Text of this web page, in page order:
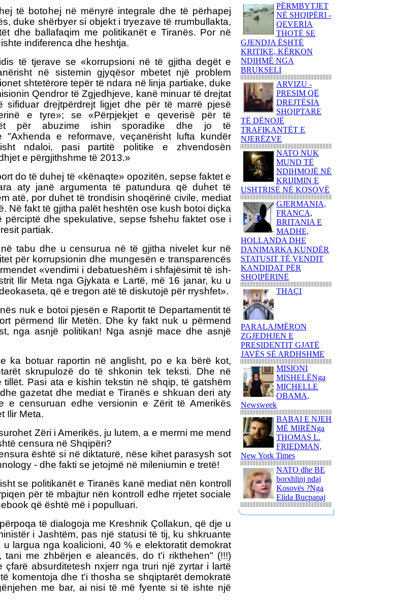
të botohej në mënyrë integrale dhe të përhapej
duke shërbyer si objekt i tryezave të rrumbullakta,
dhe ballafaqim me politikanët e Tiranës. Por në
indiferenca dhe heshtja.
të tjerave se «korrupsioni në të gjitha degët e
në sistemin gjyqësor mbetet një problem
shtetërore tepër të ndara në linja partiake, duke
Qendror të Zgjedhjeve, kanë minuar të drejtat
sifiduar drejtpërdrejt ligjet dhe për të marrë pjesë
e tyre»; se «Përpjekjet e qeverisë për të
për abuzime ishin sporadike dhe jo të
"Axhenda e reformave, veçanërisht lufta kundër
ndaloi, pasi partitë politike e zhvendosën
e përgjithshme të 2013.»
do të duhej të «kënaqte» opozitën, sepse faktet e
aty janë argumenta të patundura që duhet të
atë, por duhet të trondisin shoqërinë civile, mediat
Në fakt të gjitha palët heshtën ose kush botoi diçka
përciptë dhe spekulative, sepse fshehu faktet ose i
partiak.
tabu dhe u censurua në të gjitha nivelet kur në
për korrupsionin dhe mungesën e transparencës
«vendimi i debatueshëm i shfajësimit të ish-
Ilir Meta nga Gjykata e Lartë, më 16 janar, ku u
që e tregon atë të diskutojë për rryshfet».
nuk e botoi pjesën e Raportit të Departamentit të
përmend Ilir Metën. Dhe ky fakt nuk u përmend
nga asnjë politikan! Nga asnjë mace dhe asnjë
ka botuar raportin në anglisht, po e ka bërë kot,
skrupulozë do të shkonin tek teksti. Dhe në
tillët. Pasi ata e kishin tekstin në shqip, të gatshëm
gazetat dhe mediat e Tiranës e shkuan deri aty
e censuruan edhe versionin e Zërit të Amerikës
Ilir Meta.
Zëri i Amerikës, ju lutem, a e merrni me mend
censura në Shqipëri?
është si në diktaturë, nëse kihet parasysh sot
- dhe fakti se jetojmë në mileniumin e tretë!
se politikanët e Tiranës kanë mediat nën kontroll
për të mbajtur nën kontroll edhe rrjetet sociale
që është më i populluari.
të dialogoja me Kreshnik Çollakun, që dje u
i Jashtëm, pas një statusi të tij, ku shkruante
largua nga koalicioni, 40 % e elektoratit demokrat
me zhbërjen e aleancës, do t'i rikthehen" (!!!)
çfarë absurditetesh nxjerr nga truri një zyrtar i lartë
komentoja dhe t'i thosha se shqiptarët demokratë
me bar, ai nisi të më fyente si të ishte një
POLAKËT PO
PËRGATITEN PËR LUFTË
REPUBLIKA E KOSOVËS
DHE REPUBLIKA E
SHQIPËRISË - BASHKË
NË KANË
80 AMERIKANË
KËNDOJNË SOT PARA
KUVENDIT TË
SHQIPËRISË KËNGË
PATRIOTIKE SHQIPTARE
PARULLA DASHURIE
PËR KOSOVËN DHE
SHKRIMTARI
ZEJNULLAH
RRAHMANINga REXHEP
SHAHU
SHQIPTARËT E
BASHKUAR NGRITËN
FLAMURIN KOMBËTAR
NË 'KËMBANËN E
PAQES' NË
ROVERETOFotoreportazh
nga FLORIM ZEQA
VRASJA E POPULLIT
DHE SHTETIT NË EMËR
TË PUSHTETIT!-Apo çfarë
(çka) ndodhi në
Kumanovë...?!Nga AGRON
SHABANI
NJË ITINERAR
TRONDITËS
POETIKShaip Beqiri: Hidra
e mllefit / Hydra des Zorns,
Limmat Verlag, 2014,
ZÃ¼richNga ADEM
PAUL GAUGUIN - NJË
UDHËTIM DREJT
VENDEVE
IDILIKEEkspozita e
Fondation Beyeler propozon
një nga ngjarjet kulturore
pikante të vitit 2015
PërkujtimMARIAN TUNAJ
- VEPRIMTAR I SHQUAR
PËR LIRINË DHE
PAVARËSINË E
PËRMBYTJET
NË SHQIPËRI -
QEVERIA
THOTË SE
GJENDJA ËSHTË
KRITIKE, KËRKON
NDIHMË NGA
BRUKSELI
ARVIZU -
PRESIM QË
DREJTËSIA
SHQIPTARE
TË DËNOJË
TRAFIKANTËT E
NJERËZVE
NATO NUK
MUND TË
NDIHMOJË NË
KRIJIMIN E
USHTRISË NË KOSOVË
GJERMANIA,
FRANCA,
BRITANIA E
MADHE,
HOLLANDA DHE
DANIMARKA KUNDËR
STATUSIT TË VENDIT
KANDIDAT PËR
SHQIPËRINË
THAÇI
PARALAJMËRON
ZGJEDHJEN E
PRESIDENTIT GJATË
JAVËS SË ARDHSHME
MISIONI
MISHELËNga
MICHELLE
OBAMA,
Newsweek
BABAI E NJEH
MË MIRËNga
THOMAS L.
FRIEDMAN,
New York Times
NATO dhe BE
borxhlinj ndaj
Kosovës ?Nga
Elida Buçpapaj